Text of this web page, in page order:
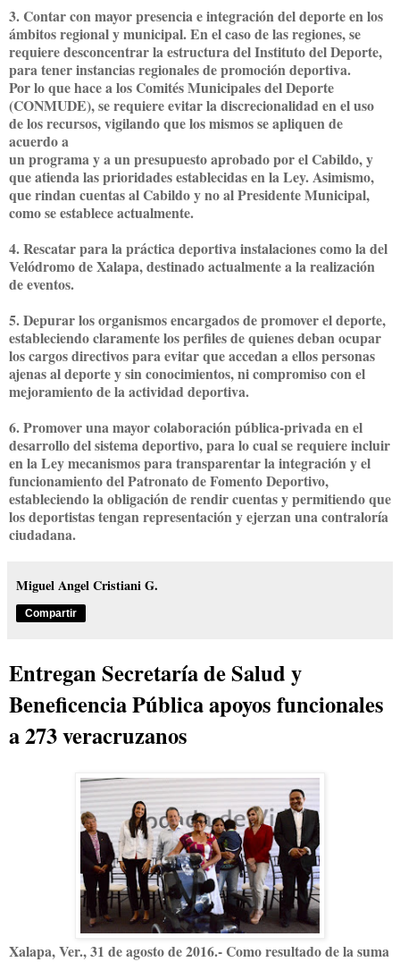
3. Contar con mayor presencia e integración del deporte en los
ámbitos regional y municipal. En el caso de las regiones, se
requiere desconcentrar la estructura del Instituto del Deporte,
para tener instancias regionales de promoción deportiva.
Por lo que hace a los Comités Municipales del Deporte
(CONMUDE), se requiere evitar la discrecionalidad en el uso
de los recursos, vigilando que los mismos se apliquen de
acuerdo a
un programa y a un presupuesto aprobado por el Cabildo, y
que atienda las prioridades establecidas en la Ley. Asimismo,
que rindan cuentas al Cabildo y no al Presidente Municipal,
como se establece actualmente.
4. Rescatar para la práctica deportiva instalaciones como la del
Velódromo de Xalapa, destinado actualmente a la realización
de eventos.
5. Depurar los organismos encargados de promover el deporte,
estableciendo claramente los perfiles de quienes deban ocupar
los cargos directivos para evitar que accedan a ellos personas
ajenas al deporte y sin conocimientos, ni compromiso con el
mejoramiento de la actividad deportiva.
6. Promover una mayor colaboración pública-privada en el
desarrollo del sistema deportivo, para lo cual se requiere incluir
en la Ley mecanismos para transparentar la integración y el
funcionamiento del Patronato de Fomento Deportivo,
estableciendo la obligación de rendir cuentas y permitiendo que
los deportistas tengan representación y ejerzan una contraloría
ciudadana.
Miguel Angel Cristiani G.
Compartir
Entregan Secretaría de Salud y
Beneficencia Pública apoyos funcionales
a 273 veracruzanos
Xalapa, Ver., 31 de agosto de 2016.- Como resultado de la suma